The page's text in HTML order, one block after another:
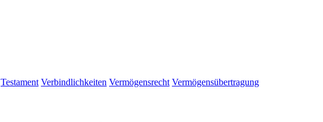
Testament Verbindlichkeiten Vermögensrecht Vermögensübertragung